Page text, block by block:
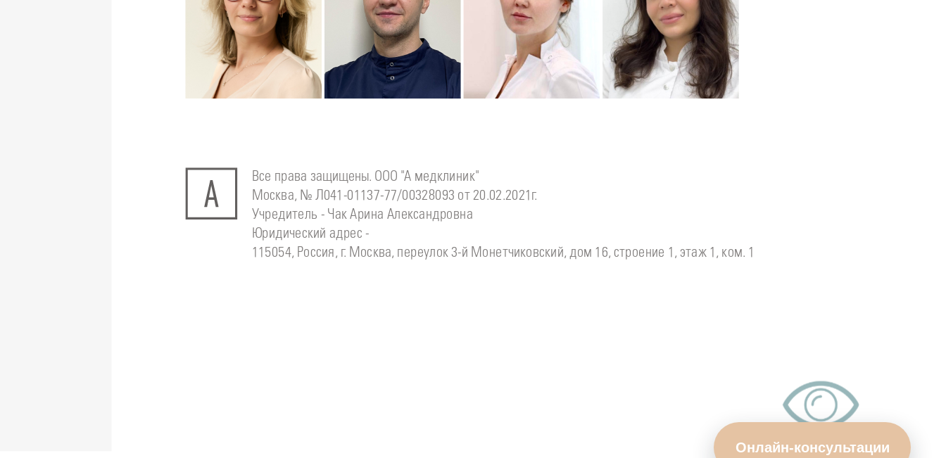
Подробнеео
Сейфетдинова
Стоматолог-ортодонт
Подробнеео
Симонов
Стоматолог детский
Подробнее о
Ситдикова
Стоматолог-хирург
Подробнеео
Тумасян
Стоматолог-терапевт
Все права защищены. ООО "А медклиник"
Москва, № Л041-01137-77/00328093 от 20.02.2021г.
Учредитель - Чак Арина Александровна
Юридический адрес -
115054, Россия, г. Москва, переулок 3-й Монетчиковский, дом 16, строение 1, этаж 1, ком. 1
Онлайн-консультации